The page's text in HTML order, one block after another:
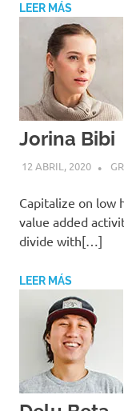
LEER MÁS
Jorina Bibi
12 ABRIL, 2020
Capitalize on low
value added
divide with[…]
LEER MÁS